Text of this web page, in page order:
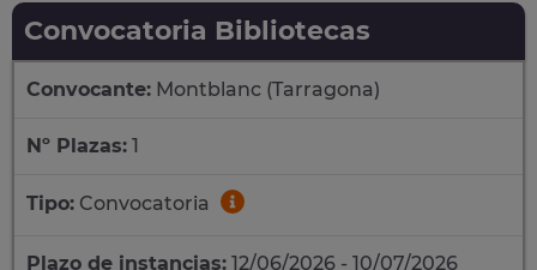
Convocatoria Bibliotecas
Convocante: Montblanc (Tarragona)
Nº Plazas: 1
Tipo: Convocatoria
Plazo de instancias: 12/06/2026 - 10/07/2026